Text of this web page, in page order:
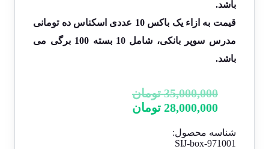
باشد.
قیمت به ازاء یک باکس 10 عددی اسکناس ده تومانی
مدرس سوپر بانکی، شامل 10 بسته 100 برگی می
باشد.
35,000,000 تومان
28,000,000 تومان
شناسه محصول:
SIJ-box-971001